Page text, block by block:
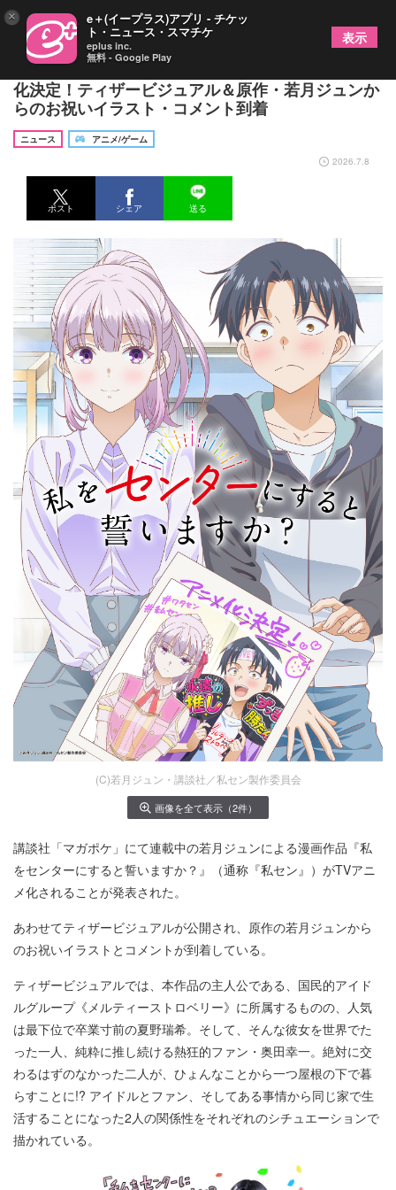
『私をセンターにすると誓いますか？』TVアニメ
化決定！ティザービジュアル＆原作・若月ジュンか
らのお祝いイラスト・コメント到着
ニュース
アニメ/ゲーム
2026.7.8
ポスト シェア 送る
(C)若月ジュン・講談社／私セン製作委員会
画像を全て表示（2件）
講談社「マガポケ」にて連載中の若月ジュンによる漫画作品『私
をセンターにすると誓いますか？』（通称『私セン』）がTVアニ
メ化されることが発表された。
あわせてティザービジュアルが公開され、原作の若月ジュンから
のお祝いイラストとコメントが到着している。
ティザービジュアルでは、本作品の主人公である、国民的アイド
ルグループ《メルティーストロベリー》に所属するものの、人気
は最下位で卒業寸前の夏野瑞希。そして、そんな彼女を世界でた
った一人、純粋に推し続ける熱狂的ファン・奥田幸一。絶対に交
わるはずのなかった二人が、ひょんなことから一つ屋根の下で暮
らすことに!? アイドルとファン、そしてある事情から同じ家で生
活することになった2人の関係性をそれぞれのシチュエーションで
描かれている。
× e＋(イープラス)アプリ - チケッ
ト・ニュース・スマチケ
eplus inc.
無料 - Google Play
表示